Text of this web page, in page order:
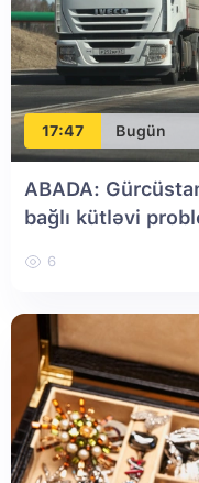
17:47 Bugün
ABADA:
bağlı kütləvi
6